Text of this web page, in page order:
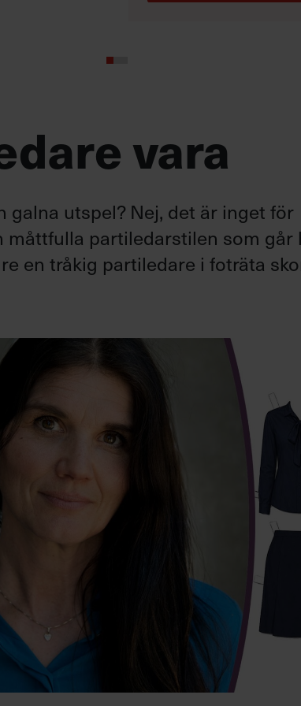
vara
galna utspel? Nej, det är inget för
måttfulla partiledarstilen som går
en tråkig partiledare i foträta